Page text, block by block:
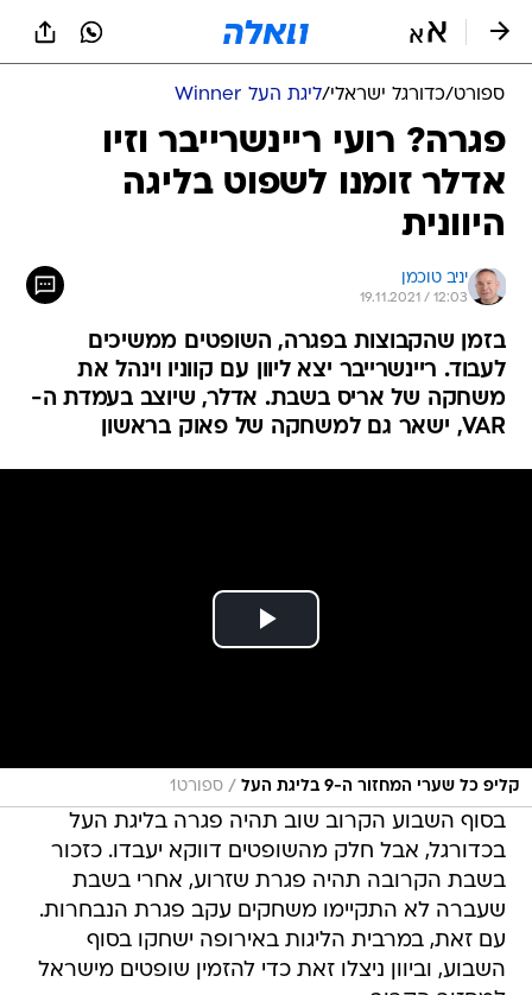
ספורט/כדורגל ישראלי/ליגת העל Winner
פגרה? רועי ריינשרייבר וזיו
אדלר זומנו לשפוט בליגה
היוונית
יניב טוכמן
19.11.2021 / 12:03
בזמן שהקבוצות בפגרה, השופטים ממשיכים
לעבוד. ריינשרייבר יצא ליוון עם קווניו וינהל את
משחקה של אריס בשבת. אדלר, שיוצב בעמדת ה-
VAR, ישאר גם למשחקה של פאוק בראשון
קליפ כל שערי המחזור ה-9 בליגת העל / ספורט1
בסוף השבוע הקרוב שוב תהיה פגרה בליגת העל
בכדורגל, אבל חלק מהשופטים דווקא יעבדו. כזכור
בשבת הקרובה תהיה פגרת שזרוע, אחרי בשבת
שעברה לא התקיימו משחקים עקב פגרת הנבחרות.
עם זאת, במרבית הליגות באירופה ישחקו בסוף
השבוע, וביוון ניצלו זאת כדי להזמין שופטים מישראל